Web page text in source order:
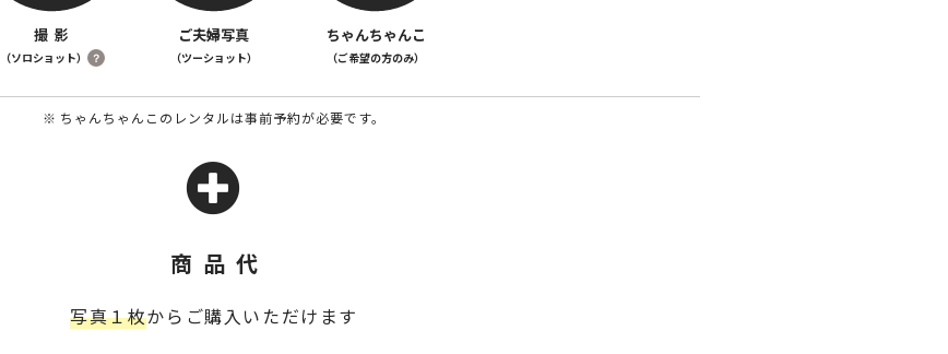
撮 影
（ソロショット） ？
ご夫婦写真
（ツーショット）
ちゃんちゃんこ
（ご希望の方のみ）
ちゃんちゃんこのレンタルは事前予約が必要です。
商品代
写真１枚からご購入いただけます